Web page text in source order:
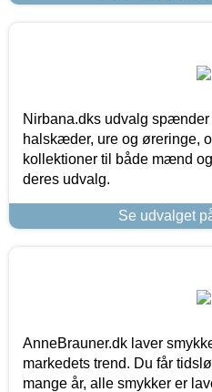
Nirbana.dks udvalg spænder
halskæder, ure og øreringe,
kollektioner til både mænd
deres udvalg.
Se udvalget
AnneBrauner.dk laver
markedets trend. Du får
mange år, alle smykker er